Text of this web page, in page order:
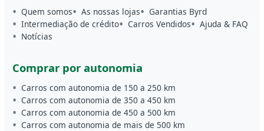
Quem somos As nossas lojas
Garantias Byrd
Intermediação de crédito
Carros Vendidos
Ajuda & FAQ
Notícias
Comprar por autonomia
Carros com autonomia de 150 a 250 km
Carros com autonomia de 350 a 450 km
Carros com autonomia de 450 a 500 km
Carros com autonomia de mais de 500 km